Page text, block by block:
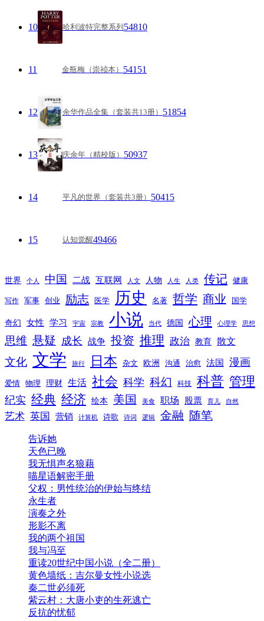
10 哈利波特完整系列 54810
11 金瓶梅（崇祯本） 54151
12 余华作品全集（套装共13册） 51854
13 庆余年（精校版） 50937
14 平凡的世界（套装共3册） 50415
15 认知觉醒49466
世界 个人 中国 二战 互联网 人文 人物 人生 人类 传记 健康
写作 军事 创业 励志 医学 历史 名著 哲学 商业 国学
奇幻 女性 学习 宇宙 宗教 小说 当代 德国 心理 心理学 思想
思维 悬疑 成长 战争 投资 推理 政治 教育 散文
文化 文学 旅行 日本 杂文 欧洲 沟通 治愈 法国 漫画
爱情 物理 理财 生活 社会 科学 科幻 科技 科普 管理
纪实 经典 经济 绘本 美国 美食 职场 股票 育儿 自然
艺术 英国 营销 计算机 诗歌 诗词 逻辑 金融 随笔
告诉她
天色已晚
我无惧声名狼藉
喵星语解密手册
父权：男性统治的伊始与终结
永生者
演奏之外
形影不离
我的两个祖国
我与冯至
重读20世纪中国小说（全二册）
黄色墙纸：吉尔曼女性小说选
秦二世必须死
紫云村：大唐小吏的生死逃亡
反抗的忧郁